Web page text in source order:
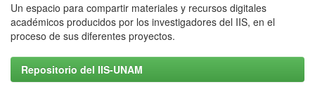
Un espacio para compartir materiales y recursos digitales
académicos producidos por los investigadores del IIS, en el
proceso de sus diferentes proyectos.
Repositorio del IIS-UNAM